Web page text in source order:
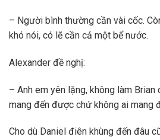
– Người bình thường cần vài cốc.
khó nói, có lẽ cần cả một bể nước.
Alexander đề nghị:
– Anh em yên lặng, không làm Brian
mang đến được chứ không ai mang
Cho dù Daniel điên khùng đến đâu